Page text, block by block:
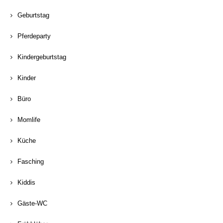
Geburtstag
Pferdeparty
Kindergeburtstag
Kinder
Büro
Momlife
Küche
Fasching
Kiddis
Gäste-WC